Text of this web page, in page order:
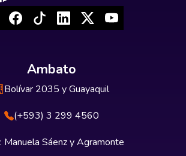
Ambato
Bolívar 2035 y Guayaquil
(+593) 3 299 4560
Manuela Sáenz y Agramonte